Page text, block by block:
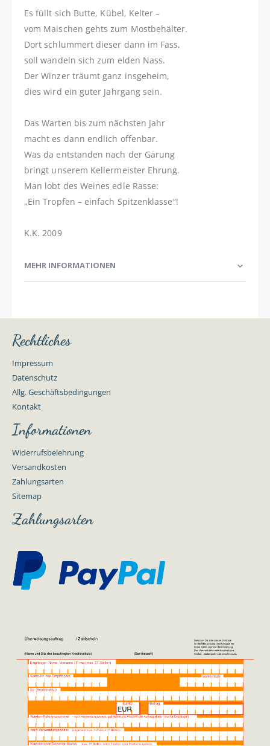
Es füllt sich Butte, Kübel, Kelter –
vom Maischen gehts zum Mostbehälter.
Dort schlummert dieser dann im Fass,
soll wandeln sich zum elden Nass.
Der Winzer träumt ganz insgeheim,
dies wird ein guter Jahrgang sein.
Das Warten bis zum nächsten Jahr
macht es dann endlich offenbar.
Was da entstanden nach der Gärung
bringt unserem Kellermeister Ehrung.
Man lobt des Weines edle Rasse:
„Ein Tropfen – einfach Spitzenklasse“!
K.K. 2009
MEHR INFORMATIONEN
Rechtliches
Impressum
Datenschutz
Allg. Geschäftsbedingungen
Kontakt
Informationen
Widerrufsbelehrung
Versandkosten
Zahlungsarten
Sitemap
Zahlungsarten